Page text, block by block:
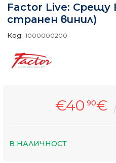
Factor Live:
странен винил)
Код: 1000000200
€40 90€
В НАЛИЧНОСТ